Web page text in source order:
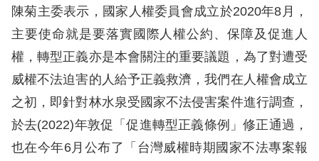
鍵
選
擇
語
陳菊主委表示，國家人權委員會成立於2020年8月，
主要使命就是要落實國際人權公約、保障及促進人
權，轉型正義亦是本會關注的重要議題，為了對遭受
威權不法迫害的人給予正義救濟，我們在人權會成立
之初，即針對林水泉受國家不法侵害案件進行調查，
於去(2022)年敦促「促進轉型正義條例」修正通過，
也在今年6月公布了「台灣威權時期國家不法專案報